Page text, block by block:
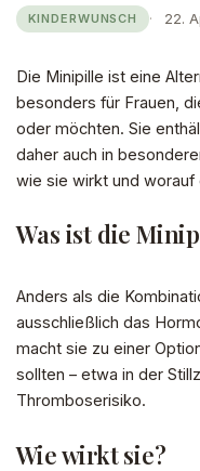
KINDERWUNSCH 22.
Die Minipille ist eine
besonders für Frauen,
oder möchten. Sie
daher auch in
wie sie wirkt und worauf
Was ist die
Anders als die
ausschließlich das
macht sie zu einer
sollten – etwa in der
Thromboserisiko.
Wie wirkt sie?